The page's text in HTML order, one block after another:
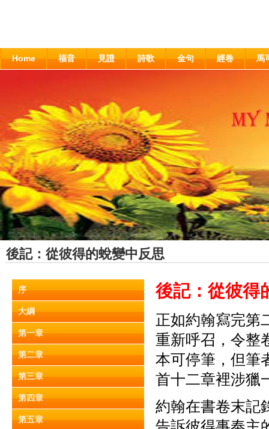
Home 福音 見證 詩歌 金句 經卷 馬
後記：從彼得的蛻變中反思
序
大綱
第一章
第二章
第三章
第四章
第五章
後記：從彼得
正如約翰寫完第
重新呼召，令整
本可停筆，但筆
首十二章裡涉獵
約翰在書卷末記